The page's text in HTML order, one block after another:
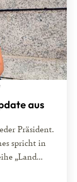
aus
Präsident.
spricht in
„Land...